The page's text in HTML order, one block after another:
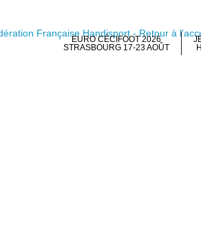
EURO CÉCIFOOT 2026
STRASBOURG 17-23 AOÛT